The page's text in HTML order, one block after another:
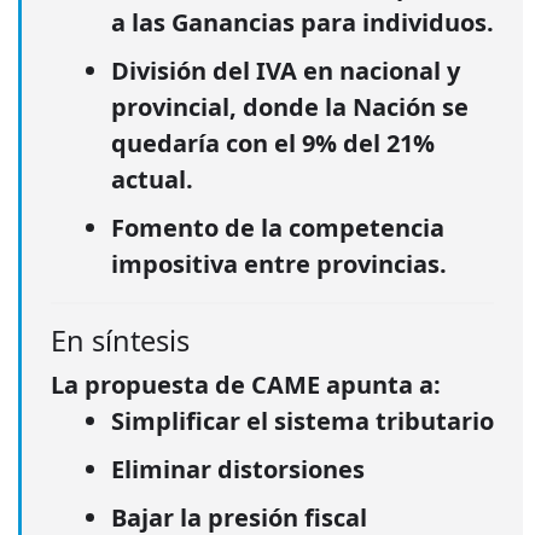
a las Ganancias para individuos.
División del IVA en nacional y
provincial, donde la Nación se
quedaría con el 9% del 21%
actual.
Fomento de la competencia
impositiva entre provincias.
En síntesis
La propuesta de CAME apunta a:
Simplificar el sistema tributario
Eliminar distorsiones
Bajar la presión fiscal